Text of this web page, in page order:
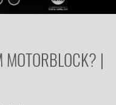
|